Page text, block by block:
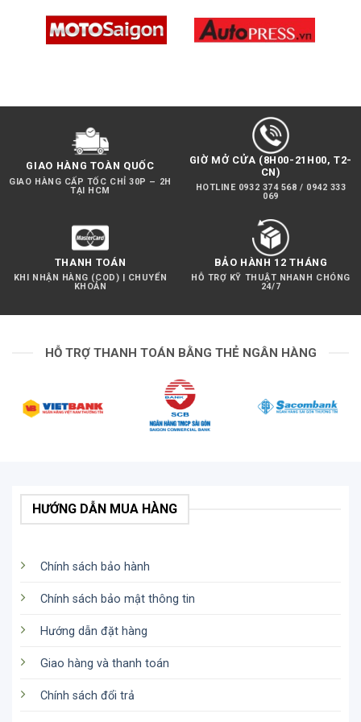
GIAO HÀNG TOÀN QUỐC
GIAO HÀNG CẤP TỐC CHỈ 30P – 2H
TẠI HCM
GIỜ MỞ CỬA (8H00-21H00, T2-
CN)
HOTLINE 0932 374 568 / 0942 333
069
THANH TOÁN
KHI NHẬN HÀNG (COD) | CHUYỂN
KHOẢN
BẢO HÀNH 12 THÁNG
HỖ TRỢ KỸ THUẬT NHANH CHÓNG
24/7
HỖ TRỢ THANH TOÁN BẰNG THẺ NGÂN HÀNG
HƯỚNG DẪN MUA HÀNG
Chính sách bảo hành
Chính sách bảo mật thông tin
Hướng dẫn đặt hàng
Giao hàng và thanh toán
Chính sách đổi trả